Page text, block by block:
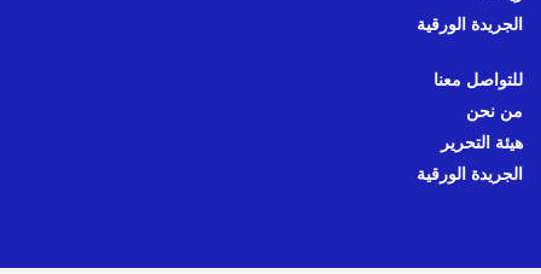
الجريدة الورقية
للتواصل معنا
من نحن
هيئة التحرير
الجريدة الورقية